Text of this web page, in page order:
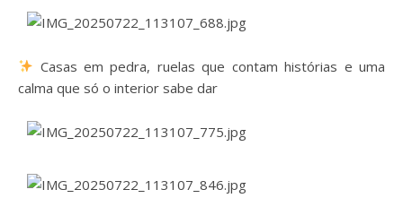
Casas em pedra, ruelas que contam histórias e uma
calma que só o interior sabe dar